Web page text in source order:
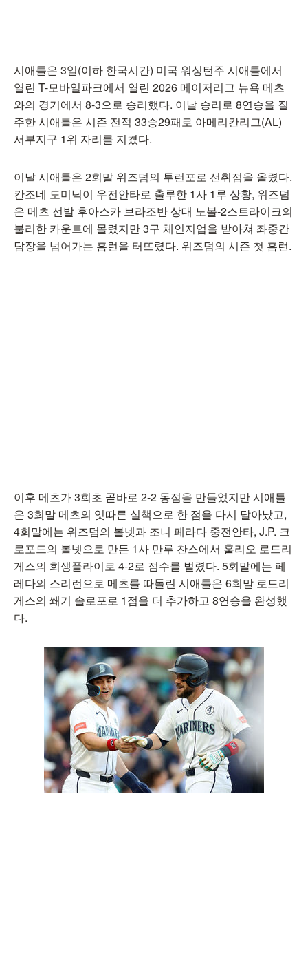
시애틀은 3일(이하 한국시간) 미국 워싱턴주 시애틀에서
열린 T-모바일파크에서 열린 2026 메이저리그 뉴욕 메츠
와의 경기에서 8-3으로 승리했다. 이날 승리로 8연승을 질
주한 시애틀은 시즌 전적 33승29패로 아메리칸리그(AL)
서부지구 1위 자리를 지켰다.
이날 시애틀은 2회말 위즈덤의 투런포로 선취점을 올렸다.
칸조네 도미닉이 우전안타로 출루한 1사 1루 상황, 위즈덤
은 메츠 선발 후아스카 브라조반 상대 노볼-2스트라이크의
불리한 카운트에 몰렸지만 3구 체인지업을 받아쳐 좌중간
담장을 넘어가는 홈런을 터뜨렸다. 위즈덤의 시즌 첫 홈런.
이후 메츠가 3회초 곧바로 2-2 동점을 만들었지만 시애틀
은 3회말 메츠의 잇따른 실책으로 한 점을 다시 달아났고,
4회말에는 위즈덤의 볼넷과 조니 페라다 중전안타, J.P. 크
로포드의 볼넷으로 만든 1사 만루 찬스에서 훌리오 로드리
게스의 희생플라이로 4-2로 점수를 벌렸다. 5회말에는 페
레다의 스리런으로 메츠를 따돌린 시애틀은 6회말 로드리
게스의 쐐기 솔로포로 1점을 더 추가하고 8연승을 완성했
다.